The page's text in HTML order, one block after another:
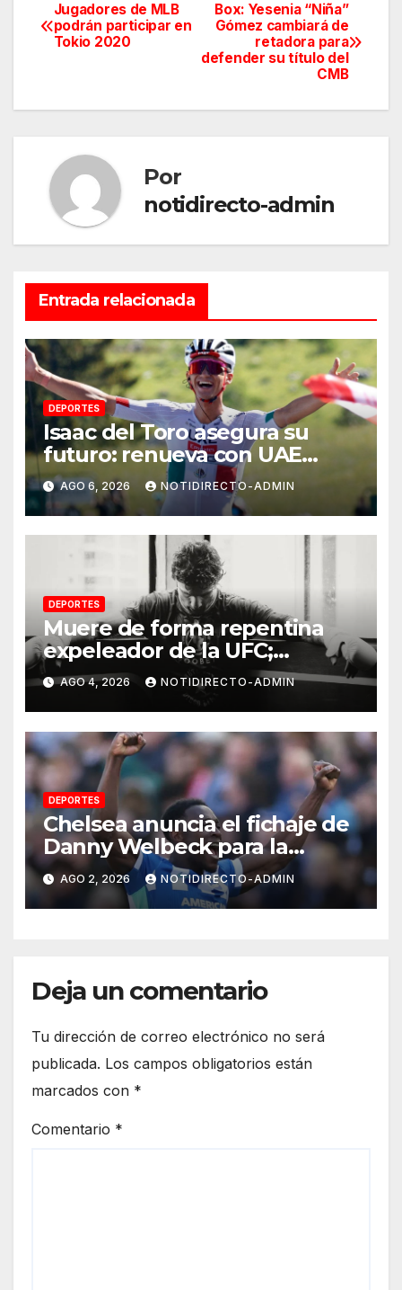
Navegación
de
Box: Yesenia “Niña”
Gómez cambiará de
retadora para
defender su título del
CMB
Jugadores de MLB
podrán participar en
Tokio 2020
Por
notidirecto-admin
Entrada relacionada
DEPORTES
Isaac del Toro asegura su
futuro: renueva con UAE
Team Emirates hasta 2031
AGO 6, 2026 NOTIDIRECTO-ADMIN
DEPORTES
Muere de forma repentina
expeleador de la UFC;
investigan las causas
AGO 4, 2026 NOTIDIRECTO-ADMIN
DEPORTES
Chelsea anuncia el fichaje de
Danny Welbeck para la
próxima temporada de
Premier League
AGO 2, 2026 NOTIDIRECTO-ADMIN
Deja un comentario
Tu dirección de correo electrónico no será
publicada. Los campos obligatorios están
marcados con *
Comentario *